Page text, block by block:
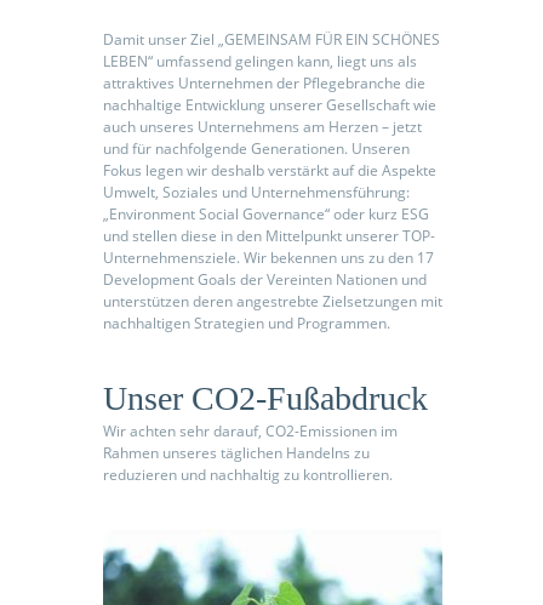
Damit unser Ziel „GEMEINSAM FÜR EIN SCHÖNES
LEBEN“ umfassend gelingen kann, liegt uns als
attraktives Unternehmen der Pflegebranche die
nachhaltige Entwicklung unserer Gesellschaft wie
auch unseres Unternehmens am Herzen – jetzt
und für nachfolgende Generationen. Unseren
Fokus legen wir deshalb verstärkt auf die Aspekte
Umwelt, Soziales und Unternehmensführung:
„Environment Social Governance“ oder kurz ESG
und stellen diese in den Mittelpunkt unserer TOP-
Unternehmensziele. Wir bekennen uns zu den 17
Development Goals der Vereinten Nationen und
unterstützen deren angestrebte Zielsetzungen mit
nachhaltigen Strategien und Programmen.
Unser CO2-Fußabdruck
Wir achten sehr darauf, CO2-Emissionen im
Rahmen unseres täglichen Handelns zu
reduzieren und nachhaltig zu kontrollieren.